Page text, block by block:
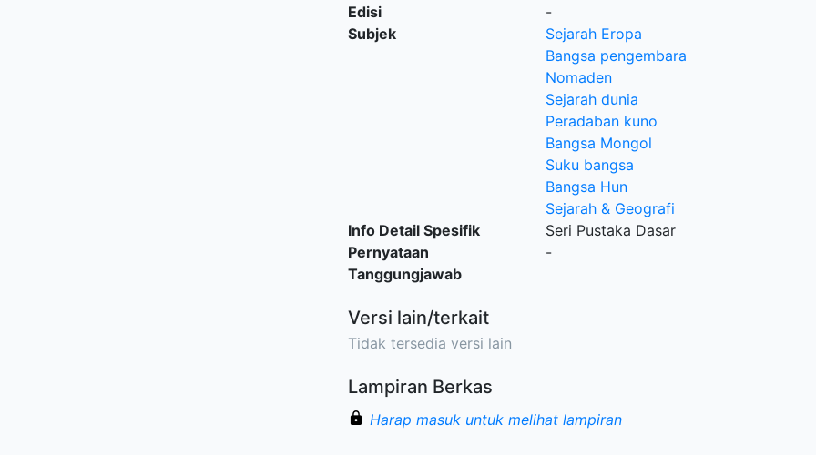
Edisi
-
Subjek
Sejarah Eropa
Bangsa pengembara
Nomaden
Sejarah dunia
Peradaban kuno
Bangsa Mongol
Suku bangsa
Bangsa Hun
Sejarah & Geografi
Info Detail Spesifik
Seri Pustaka Dasar
Pernyataan
Tanggungjawab
-
Versi lain/terkait
Tidak tersedia versi lain
Lampiran Berkas
Harap masuk untuk melihat lampiran